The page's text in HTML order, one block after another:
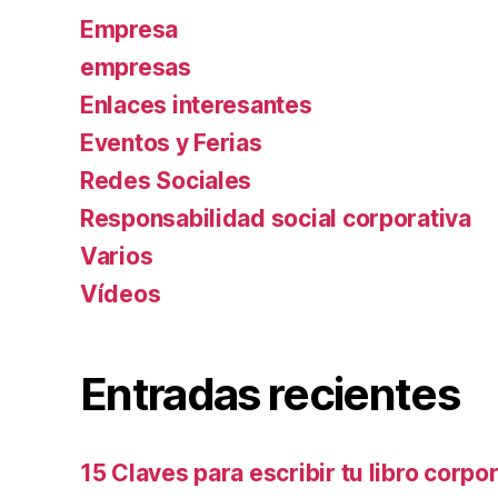
Empresa
empresas
Enlaces interesantes
Eventos y Ferias
Redes Sociales
Responsabilidad social corporativa
Varios
Ví­deos
Entradas recientes
15 Claves para escribir tu libro